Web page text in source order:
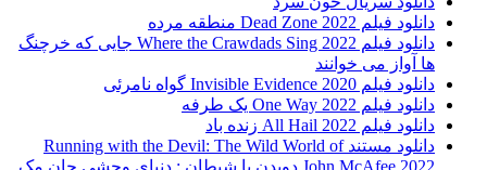
دانلود فیلم 2022 Dead Zone منطقه مرده
دانلود فیلم Where the Crawdads Sing 2022 جایی که خرچنگ
ها آواز می خوانند
دانلود فیلم 2020 Invisible Evidence گواه نامرئی
دانلود فیلم One Way 2022 یک طرفه
دانلود فیلم All Hail 2022 زنده باد
دانلود مستند Running with the Devil: The Wild World of